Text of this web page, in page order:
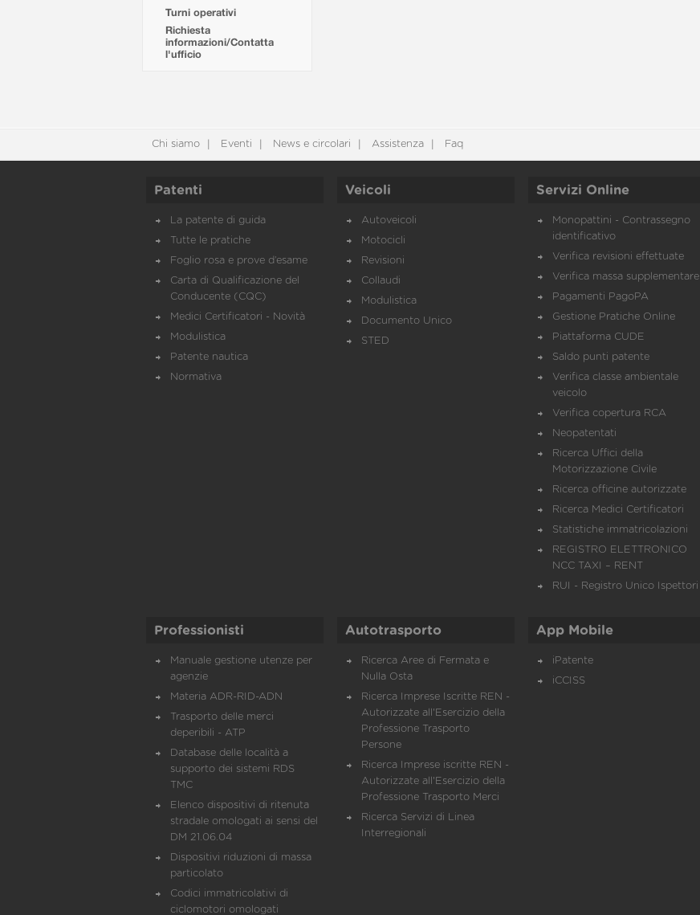
Turni operativi
Richiesta
informazioni/Contatta
l'ufficio
Chi siamo Eventi News e circolari Assistenza Faq
Patenti
La patente di guida
Tutte le pratiche
Foglio rosa e prove d’esame
Carta di Qualificazione del
Conducente (CQC)
Medici Certificatori - Novità
Modulistica
Patente nautica
Normativa
Veicoli
Autoveicoli
Motocicli
Revisioni
Collaudi
Modulistica
Documento Unico
STED
Servizi Online
Monopattini - Contrassegno
identificativo
Verifica revisioni effettuate
Verifica massa supplementare
Pagamenti PagoPA
Gestione Pratiche Online
Piattaforma CUDE
Saldo punti patente
Verifica classe ambientale
veicolo
Verifica copertura RCA
Neopatentati
Ricerca Uffici della
Motorizzazione Civile
Ricerca officine autorizzate
Ricerca Medici Certificatori
Statistiche immatricolazioni
REGISTRO ELETTRONICO
NCC TAXI – RENT
RUI - Registro Unico Ispettori
Professionisti
Manuale gestione utenze per
agenzie
Materia ADR-RID-ADN
Trasporto delle merci
deperibili - ATP
Database delle località a
supporto dei sistemi RDS
TMC
Elenco dispositivi di ritenuta
stradale omologati ai sensi del
DM 21.06.04
Dispositivi riduzioni di massa
particolato
Codici immatricolativi di
ciclomotori omologati
Autotrasporto
Ricerca Aree di Fermata e
Nulla Osta
Ricerca Imprese Iscritte REN -
Autorizzate all'Esercizio della
Professione Trasporto
Persone
Ricerca Imprese iscritte REN -
Autorizzate all'Esercizio della
Professione Trasporto Merci
Ricerca Servizi di Linea
Interregionali
App Mobile
iPatente
iCCISS